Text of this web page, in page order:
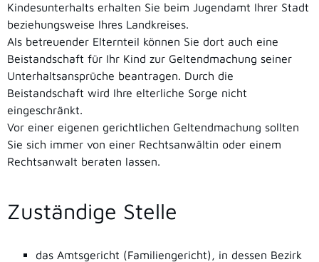
Kindesunterhalts erhalten Sie beim Jugendamt Ihrer Stadt
beziehungsweise Ihres Landkreises.
Als betreuender Elternteil können Sie dort auch eine
Beistandschaft für Ihr Kind zur Geltendmachung seiner
Unterhaltsansprüche beantragen. Durch die
Beistandschaft wird Ihre elterliche Sorge nicht
eingeschränkt.
Vor einer eigenen gerichtlichen Geltendmachung sollten
Sie sich immer von einer Rechtsanwältin oder einem
Rechtsanwalt beraten lassen.
Zuständige Stelle
das Amtsgericht (Familiengericht), in dessen Bezirk